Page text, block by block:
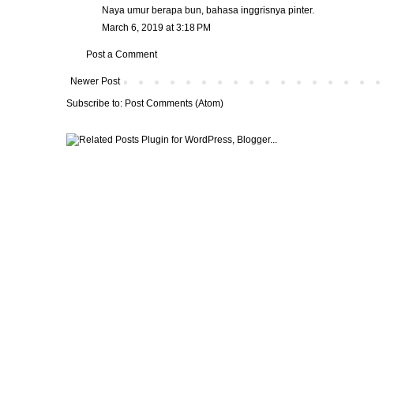
Naya umur berapa bun, bahasa inggrisnya pinter.
March 6, 2019 at 3:18 PM
Post a Comment
Newer Post
Subscribe to: Post Comments (Atom)